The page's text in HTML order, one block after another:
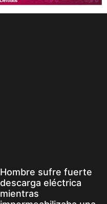
Hombre sufre fuerte
descarga eléctrica
mientras